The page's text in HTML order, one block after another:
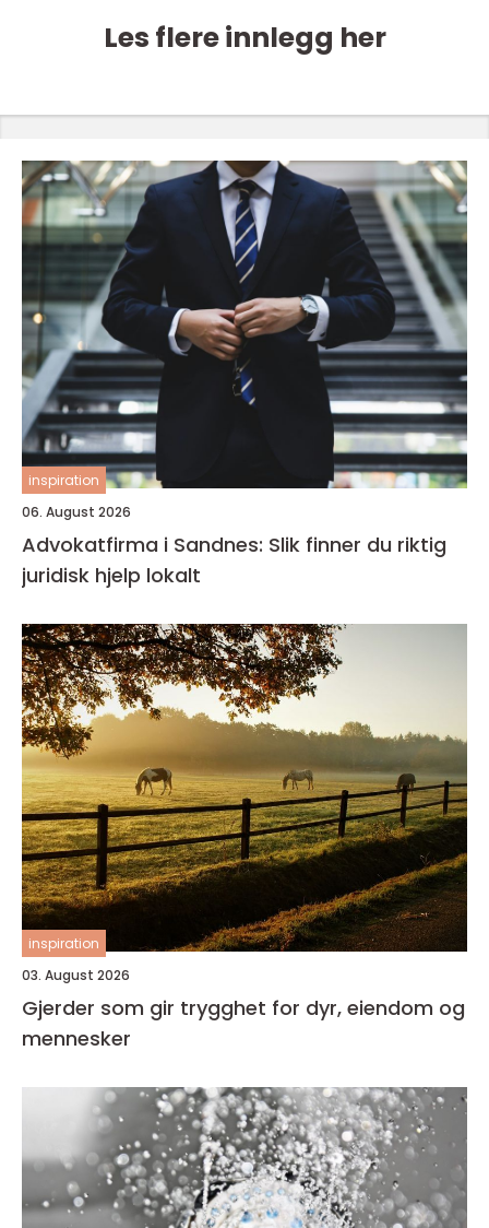
Les flere innlegg her
inspiration
06. August 2026
Advokatfirma i Sandnes: Slik finner du riktig
juridisk hjelp lokalt
inspiration
03. August 2026
Gjerder som gir trygghet for dyr, eiendom og
mennesker